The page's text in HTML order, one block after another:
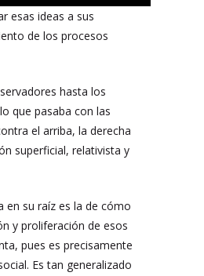
esas ideas a sus
de los procesos
hasta los
que pasaba con las
el arriba, la derecha
superficial, relativista y
en su raíz es la de cómo
y proliferación de esos
pues es precisamente
Es tan generalizado